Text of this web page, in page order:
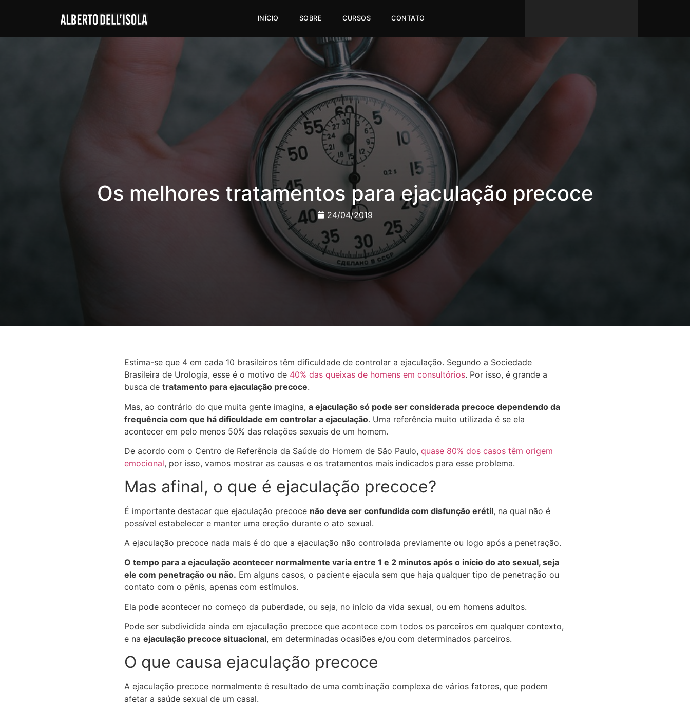
INÍCIO SOBRE CURSOS CONTATO
Os melhores tratamentos para ejaculação precoce
24/04/2019
Estima-se que 4 em cada 10 brasileiros têm dificuldade de controlar a ejaculação. Segundo a Sociedade
Brasileira de Urologia, esse é o motivo de 40% das queixas de homens em consultórios. Por isso, é grande a
busca de tratamento para ejaculação precoce.
Mas, ao contrário do que muita gente imagina, a ejaculação só pode ser considerada precoce dependendo da
frequência com que há dificuldade em controlar a ejaculação. Uma referência muito utilizada é se ela
acontecer em pelo menos 50% das relações sexuais de um homem.
De acordo com o Centro de Referência da Saúde do Homem de São Paulo, quase 80% dos casos têm origem
emocional, por isso, vamos mostrar as causas e os tratamentos mais indicados para esse problema.
Mas afinal, o que é ejaculação precoce?
É importante destacar que ejaculação precoce não deve ser confundida com disfunção erétil, na qual não é
possível estabelecer e manter uma ereção durante o ato sexual.
A ejaculação precoce nada mais é do que a ejaculação não controlada previamente ou logo após a penetração.
O tempo para a ejaculação acontecer normalmente varia entre 1 e 2 minutos após o início do ato sexual, seja
ele com penetração ou não. Em alguns casos, o paciente ejacula sem que haja qualquer tipo de penetração ou
contato com o pênis, apenas com estímulos.
Ela pode acontecer no começo da puberdade, ou seja, no início da vida sexual, ou em homens adultos.
Pode ser subdividida ainda em ejaculação precoce que acontece com todos os parceiros em qualquer contexto,
e na ejaculação precoce situacional, em determinadas ocasiões e/ou com determinados parceiros.
O que causa ejaculação precoce
A ejaculação precoce normalmente é resultado de uma combinação complexa de vários fatores, que podem
afetar a saúde sexual de um casal.